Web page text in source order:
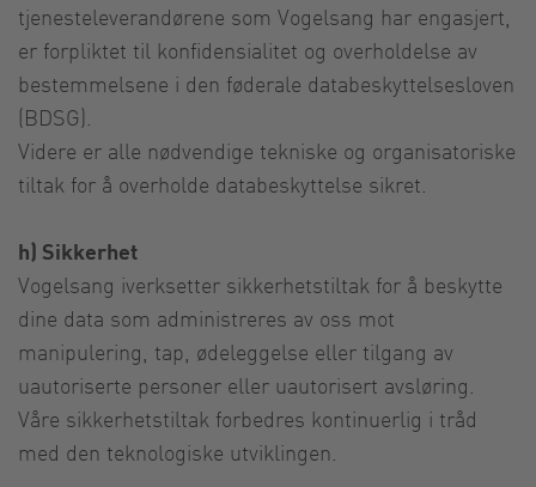
tjenesteleverandørene som Vogelsang har engasjert,
er forpliktet til konfidensialitet og overholdelse av
bestemmelsene i den føderale databeskyttelsesloven
(BDSG).
Videre er alle nødvendige tekniske og organisatoriske
tiltak for å overholde databeskyttelse sikret.
h) Sikkerhet
Vogelsang iverksetter sikkerhetstiltak for å beskytte
dine data som administreres av oss mot
manipulering, tap, ødeleggelse eller tilgang av
uautoriserte personer eller uautorisert avsløring.
Våre sikkerhetstiltak forbedres kontinuerlig i tråd
med den teknologiske utviklingen.